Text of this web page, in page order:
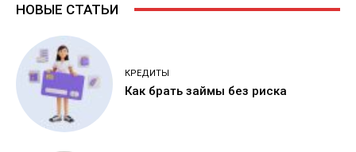
НОВЫЕ СТАТЬИ
КРЕДИТЫ
Как брать займы без риска